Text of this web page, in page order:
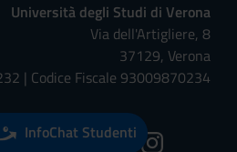
Università degli Studi di Verona
Via dell'Artigliere, 8
37129, Verona
| Codice Fiscale 93009870234
on:
InfoChat Studenti